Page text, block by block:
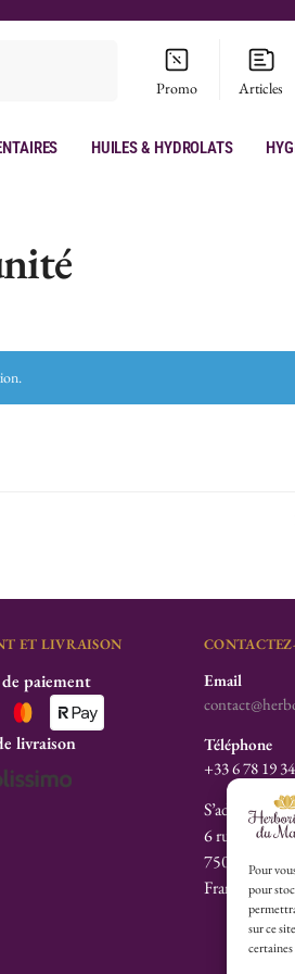
Pour
pour
sur ce
Promo Articles
Huiles & hydrolats
ET LIVRAISON
paiement
livraison
Email
Téléphone
+33 6 78 19
S’adresser à
6 rue des
75003 Paris
France